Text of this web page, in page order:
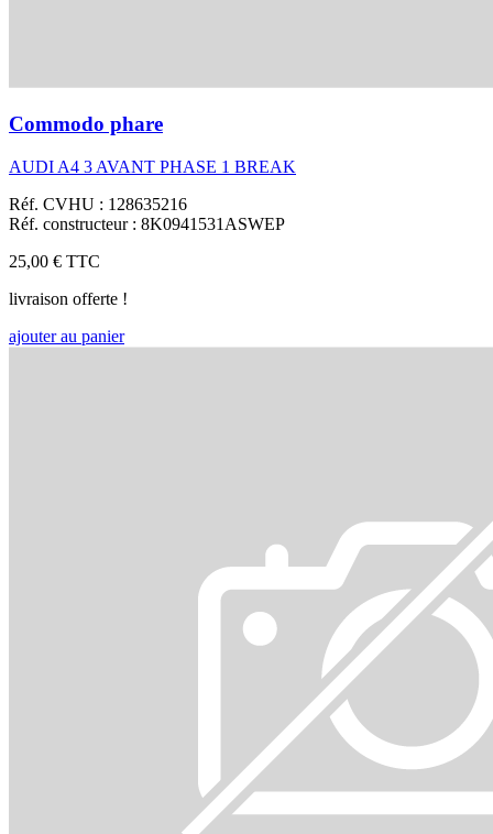
Commodo phare
AUDI A4 3 AVANT PHASE 1 BREAK
Réf. CVHU : 128635216
Réf. constructeur : 8K0941531ASWEP
25,00 € TTC
livraison offerte !
ajouter au panier